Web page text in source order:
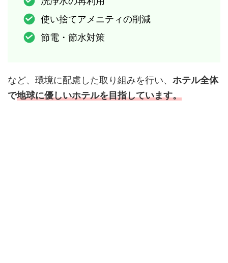
使い捨てアメニティの削減
節電・節水対策
など、環境に配慮した取り組みを行い、 ホテル全体
で地球に優しいホテルを目指しています。